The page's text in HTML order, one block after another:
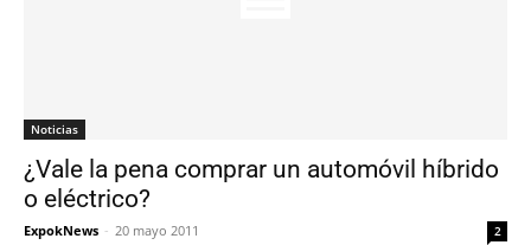
Noticias
¿Vale la pena comprar un automóvil híbrido
o eléctrico?
ExpokNews - 20 mayo 2011 2